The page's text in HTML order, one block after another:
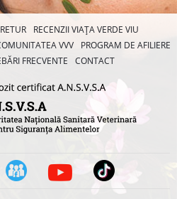
RECENZII VIAȚA VERDE VIU
VVV
PROGRAM DE AFILIERE
FRECVENTE CONTACT